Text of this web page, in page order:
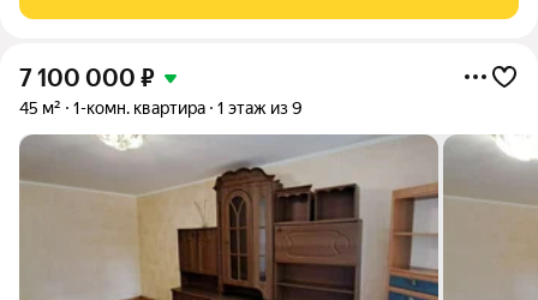
минутах ходьбы от новой
7 100 000 ₽
45 м² 1-комн. квартира 1 этаж из 9